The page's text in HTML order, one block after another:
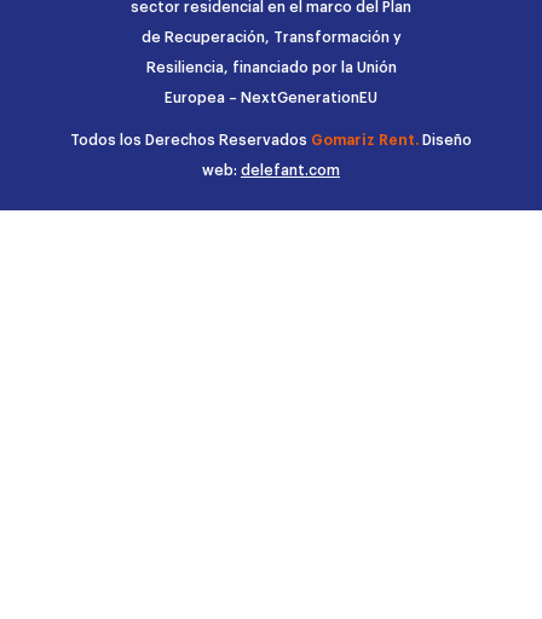
sector residencial en el marco del Plan
de Recuperación, Transformación y
Resiliencia, financiado por la Unión
Europea – NextGenerationEU
Todos los Derechos Reservados Gomariz Rent. Diseño
web: delefant.com